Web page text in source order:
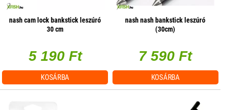
nash cam lock bankstick leszúró
30 cm
5 190 Ft
KOSÁRBA
nash nash bankstick leszúró
(30cm)
7 590 Ft
KOSÁRBA